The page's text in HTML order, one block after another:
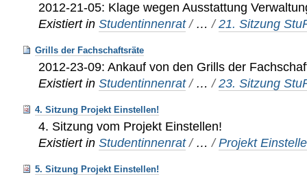
2012-21-05: Klage wegen Ausstattung
Existiert in Studentinnenrat / …/21. Sitzung
Grills der Fachschaftsräte
2012-23-09: Ankauf von den Grills der
Existiert in Studentinnenrat / …/23. Sitzung
4. Sitzung Projekt Einstellen!
4. Sitzung vom Projekt Einstellen!
Existiert in Studentinnenrat / …/Projekt
5. Sitzung Projekt Einstellen!